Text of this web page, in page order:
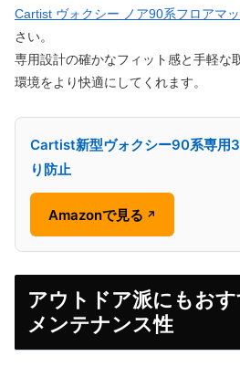
Cartist ヴォクシー ノア90系フロアマ
さい。
専用設計の確かなフィット感と手軽な
環境をより快適にしてくれます。
Cartist新型ヴォクシー90系専用
り防止
Amazonで見る ↗
アウトドア派にもおす
メンテナンス性